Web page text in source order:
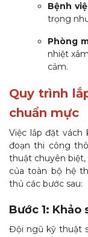
Bệnh
trọng
Phòng
nhiệt
cảm.
Quy trình
chuẩn mực
Việc lắp đặt
đoạn thi công
thuật chuyên
của toàn bộ hệ
thủ các bước sau:
Bước 1:
Đội ngũ kỹ thuật